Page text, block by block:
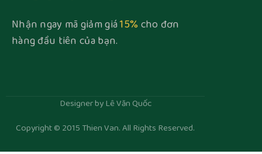
Nhận ngay mã giảm giá15%cho đơn
hàng đầu tiên của bạn.
Designer by Lê Văn Quốc
Copyright © 2015 Thien Van. All Rights Reserved.